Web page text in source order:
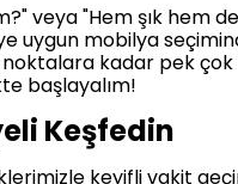
veya "Hem şık hem
uygun mobilya
kadar pek çok
başlayalım!
Keşfedin
keyifli vakit